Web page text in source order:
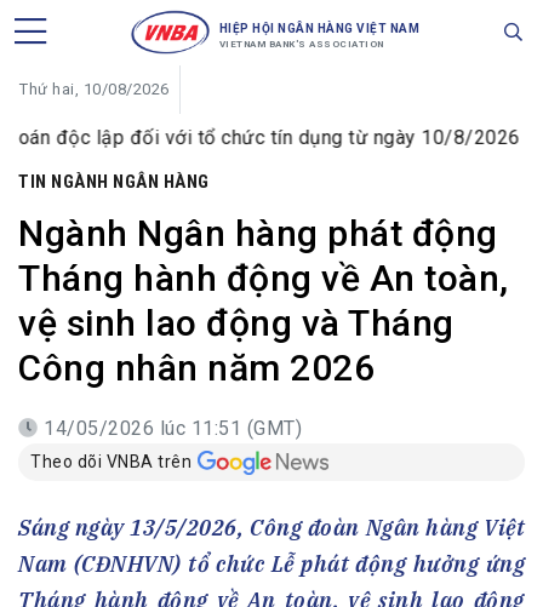
HIỆP HỘI NGÂN HÀNG VIỆT NAM
VIETNAM BANK'S ASSOCIATION
Thứ hai, 10/08/2026
với tổ chức tín dụng từ ngày 10/8/2026 Hội thảo trực
TIN NGÀNH NGÂN HÀNG
Ngành Ngân hàng phát động
Tháng hành động về An toàn,
vệ sinh lao động và Tháng
Công nhân năm 2026
14/05/2026 lúc 11:51 (GMT)
Theo dõi VNBA trên
Sáng ngày 13/5/2026, Công đoàn Ngân hàng Việt
Nam (CĐNHVN) tổ chức Lễ phát động hưởng ứng
Tháng hành động về An toàn, vệ sinh lao động